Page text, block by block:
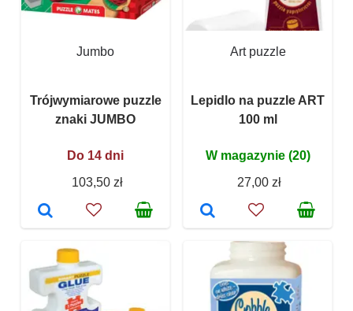
Jumbo
Trójwymiarowe puzzle
znaki JUMBO
Do 14 dni
103,50 zł
Art puzzle
Lepidlo na puzzle ART
100 ml
W magazynie (20)
27,00 zł